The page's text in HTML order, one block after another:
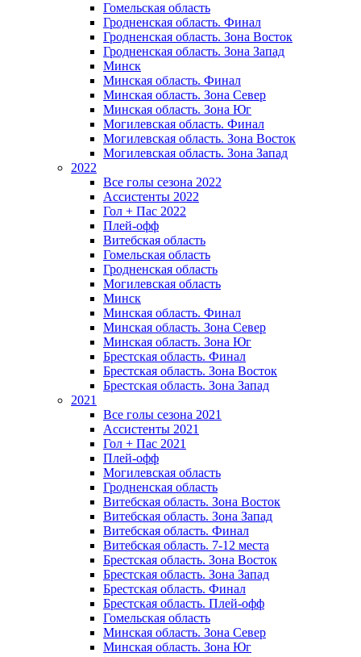
Гомельская область
Гродненская область. Финал
Гродненская область. Зона Восток
Гродненская область. Зона Запад
Минск
Минская область. Финал
Минская область. Зона Север
Минская область. Зона Юг
Могилевская область. Финал
Могилевская область. Зона Восток
Могилевская область. Зона Запад
2022
Все голы сезона 2022
Ассистенты 2022
Гол + Пас 2022
Плей-офф
Витебская область
Гомельская область
Гродненская область
Могилевская область
Минск
Mинская область. Финал
Минская область. Зона Север
Минская область. Зона Юг
Брестская область. Финал
Брестская область. Зона Восток
Брестская область. Зона Запад
2021
Все голы сезона 2021
Ассистенты 2021
Гол + Пас 2021
Плей-офф
Могилевская область
Гродненская область
Витебская область. Зона Восток
Витебская область. Зона Запад
Витебская область. Финал
Витебская область. 7-12 места
Брестская область. Зона Восток
Брестская область. Зона Запад
Брестская область. Финал
Брестская область. Плей-офф
Гомельская область
Минская область. Зона Север
Минская область. Зона Юг